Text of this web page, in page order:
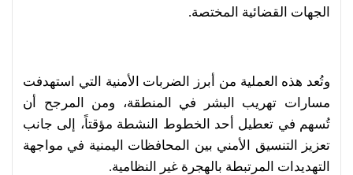
الجهات القضائية المختصة.
وتُعد هذه العملية من أبرز الضربات الأمنية التي استهدفت
مسارات تهريب البشر في المنطقة، ومن المرجح أن
تُسهم في تعطيل أحد الخطوط النشطة مؤقتاً، إلى جانب
تعزيز التنسيق الأمني بين المحافظات اليمنية في مواجهة
التهديدات المرتبطة بالهجرة غير النظامية.